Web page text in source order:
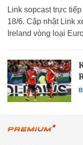
Link sopcast trực
18/6. Cập nhật Link
Ireland vòng loại